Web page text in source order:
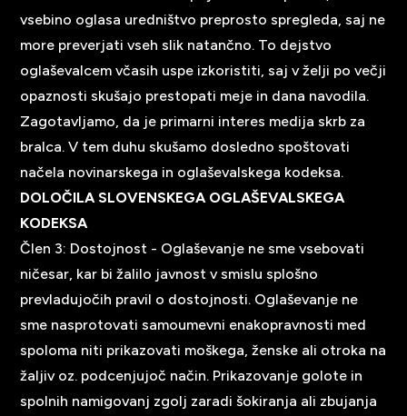
vsebino oglasa uredništvo preprosto spregleda, saj ne
more preverjati vseh slik natančno. To dejstvo
oglaševalcem včasih uspe izkoristiti, saj v želji po večji
opaznosti skušajo prestopati meje in dana navodila.
Zagotavljamo, da je primarni interes medija skrb za
bralca. V tem duhu skušamo dosledno spoštovati
načela novinarskega in oglaševalskega kodeksa.
DOLOČILA SLOVENSKEGA OGLAŠEVALSKEGA
KODEKSA
Člen 3: Dostojnost - Oglaševanje ne sme vsebovati
ničesar, kar bi žalilo javnost v smislu splošno
prevladujočih pravil o dostojnosti. Oglaševanje ne
sme nasprotovati samoumevni enakopravnosti med
spoloma niti prikazovati moškega, ženske ali otroka na
žaljiv oz. podcenjujoč način. Prikazovanje golote in
spolnih namigovanj zgolj zaradi šokiranja ali zbujanja